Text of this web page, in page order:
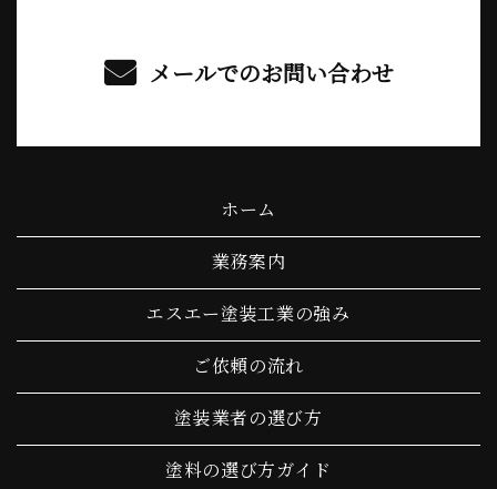
メールでのお問い合わせ
ホーム
業務案内
エスエー塗装工業の強み
ご依頼の流れ
塗装業者の選び方
塗料の選び方ガイド